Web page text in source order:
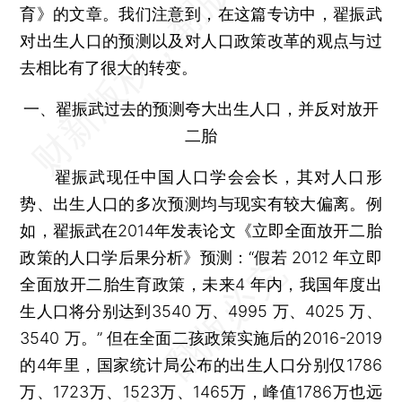
育》的文章。我们注意到，在这篇专访中，翟振武
对出生人口的预测以及对人口政策改革的观点与过
去相比有了很大的转变。
一、翟振武过去的预测夸大出生人口，并反对放开
二胎
翟振武现任中国人口学会会长，其对人口形
势、出生人口的多次预测均与现实有较大偏离。例
如，翟振武在2014年发表论文《立即全面放开二胎
政策的人口学后果分析》预测：“假若 2012 年立即
全面放开二胎生育政策，未来4 年内，我国年度出
生人口将分别达到3540 万、4995 万、4025 万、
3540 万。” 但在全面二孩政策实施后的2016-2019
的4年里，国家统计局公布的出生人口分别仅1786
万、1723万、1523万、1465万，峰值1786万也远